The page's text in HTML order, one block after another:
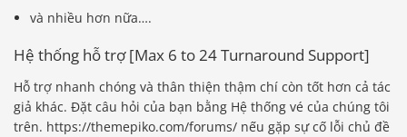
và nhiều hơn nữa….
Hệ thống hỗ trợ [Max 6 to 24 Turnaround Support]
Hỗ trợ nhanh chóng và thân thiện thậm chí còn tốt hơn cả tác
giả khác. Đặt câu hỏi của bạn bằng Hệ thống vé của chúng tôi
trên. https://themepiko.com/forums/ nếu gặp sự cố lỗi chủ đề